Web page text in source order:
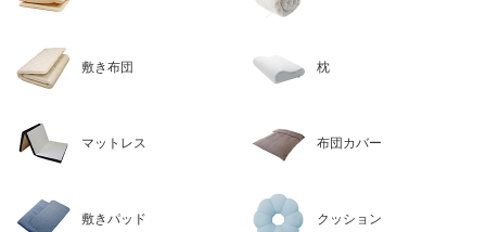
敷き布団 枕
マットレス 布団カバー
敷きパッド クッション